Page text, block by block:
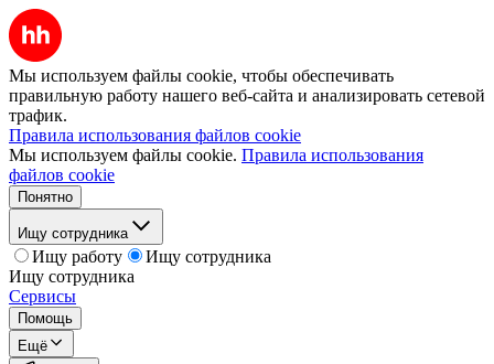
Мы используем файлы cookie, чтобы обеспечивать
правильную работу нашего веб-сайта и анализировать сетевой
трафик.
Правила использования файлов cookie
Мы используем файлы cookie. Правила использования
файлов cookie
Понятно
Ищу сотрудника
Ищу работу
Ищу сотрудника
Ищу сотрудника
Сервисы
Помощь
Ещё